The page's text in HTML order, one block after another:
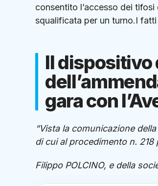
consentito l’accesso dei
squalificata per un turno.I
Il dispositivo
gara con
“Vista la comunicazione
di cui al procedimento n.
Filippo POLCINO, e della